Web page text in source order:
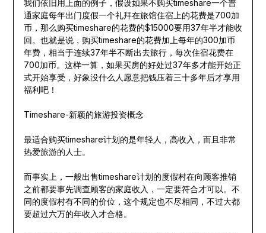
我们依旧用上面的例子，假设如果不购买timeshare一个普
通家庭每年出门度假一个礼拜在旅馆住宿上的花费是700加
币，那么购买timeshare的花费的$15000要用37年半才能收
回。也就是说，购买timeshare的花费加上每年的300加币
年费，相当于连续37年半不断出去旅行，每次住宿花费在
700加币。这样一算，如果买房的好处过37年多才能开始正
式开始享受，好象没什么人愿意把钱压着三十多年后才享用
福利吧！
Timeshare-新颖的旅游投资概念
最适合购买timeshare计划的是年轻人，高收入，而且非常
热爱旅游的人士。
而事实上，一般出售timeshare计划的度假村在向顾客推销
之前都要事先调查顾客的家庭收入，一定要符合才可以。不
同的度假村有不同的价位，这个规定也不尽相同，不过大都
要超过六万的年收入才合格。